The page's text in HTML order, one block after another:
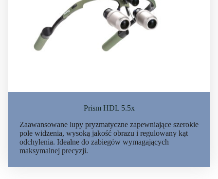
Prism HDL 5.5x
Zaawansowane lupy pryzmatyczne zapewniające szerokie
pole widzenia, wysoką jakość obrazu i regulowany kąt
odchylenia. Idealne do zabiegów wymagających
maksymalnej precyzji.